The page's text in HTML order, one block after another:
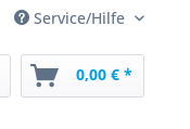
Service/Hilfe
0,00 € *